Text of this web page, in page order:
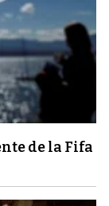
de la Fifa